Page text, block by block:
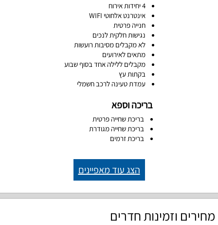
4 יחידות אירוח
אינטרנט אלחוטי WIFI
חנייה פרטית
נגישות חלקית לנכים
לא מקבלים מסיבות רועשות
מתאים לאירועים
מקבלים ללילה אחד בסוף שבוע
בקתות עץ
עמדת טעינה לרכב חשמלי
בריכה וספא
בריכת שחייה פרטית
בריכת שחייה מגודרת
בריכת זרמים
הצג עוד מאפיינים
מחירים וזמינות חדרים